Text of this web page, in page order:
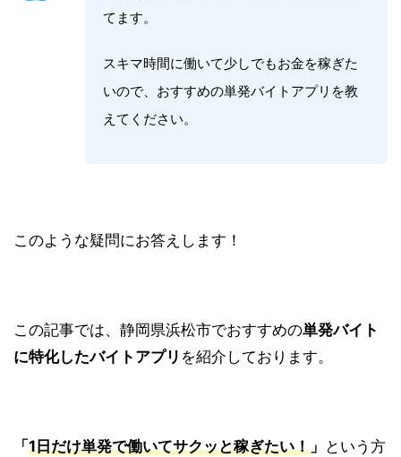
てます。
スキマ時間に働いて少しでもお金を稼ぎた
いので、おすすめの単発バイトアプリを教
えてください。
このような疑問にお答えします！
この記事では、静岡県浜松市でおすすめの単発バイト
に特化したバイトアプリ を紹介しております。
「 1日だけ単発で働いてサクッと稼ぎたい！ 」 という方